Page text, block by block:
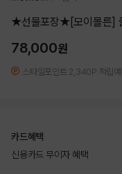
★선물포장★[모이몰른]
78,000원
스타일포인트 2,340P 적립예
카드혜택
신용카드 무이자 혜택